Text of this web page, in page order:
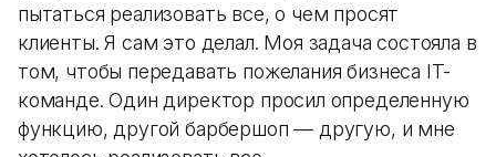
пытаться реализовать все, о чем просят
клиенты. Я сам это делал. Моя задача состояла в
том, чтобы передавать пожелания бизнеса IT-
команде. Один директор просил определенную
функцию, другой барбершоп — другую, и мне